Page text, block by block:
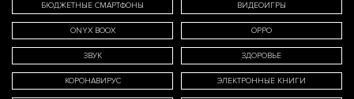
БЮДЖЕТНЫЕ СМАРТФОНЫ ВИДЕОИГРЫ
ONYX BOOX OPPO
ЗВУК ЗДОРОВЬЕ
КОРОНАВИРУС ЭЛЕКТРОННЫЕ КНИГИ